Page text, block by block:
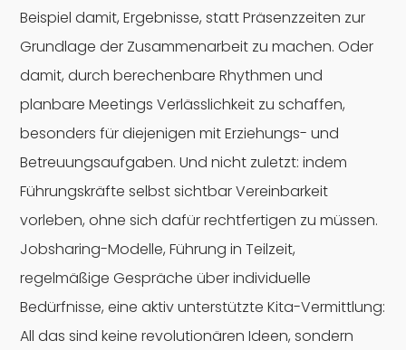
Beispiel damit, Ergebnisse, statt Präsenzzeiten zur
Grundlage der Zusammenarbeit zu machen. Oder
damit, durch berechenbare Rhythmen und
planbare Meetings Verlässlichkeit zu schaffen,
besonders für diejenigen mit Erziehungs- und
Betreuungsaufgaben. Und nicht zuletzt: indem
Führungskräfte selbst sichtbar Vereinbarkeit
vorleben, ohne sich dafür rechtfertigen zu müssen.
Jobsharing-Modelle, Führung in Teilzeit,
regelmäßige Gespräche über individuelle
Bedürfnisse, eine aktiv unterstützte Kita-Vermittlung:
All das sind keine revolutionären Ideen, sondern